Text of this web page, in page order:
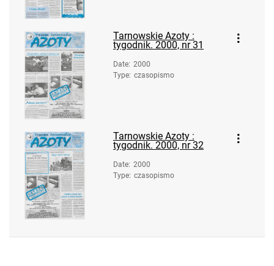
Tarnowskie Azoty : tygodnik. 1997, nr
Tarnowskie Azoty : tygodnik. 1997, nr
13
Tarnowskie Azoty : tygodnik. 1997, nr
14
Tarnowskie Azoty : tygodnik. 1997, nr
15
Tarnowskie Azoty : tygodnik. 1997, nr
16
Tarnowskie Azoty : tygodnik. 1997, nr
17
Tarnowskie Azoty : tygodnik. 1997, nr
18
Tarnowskie Azoty :
tygodnik. 2000, nr 31
Date: 2000
Type: czasopismo
Tarnowskie Azoty :
tygodnik. 2000, nr 32
Date: 2000
Type: czasopismo